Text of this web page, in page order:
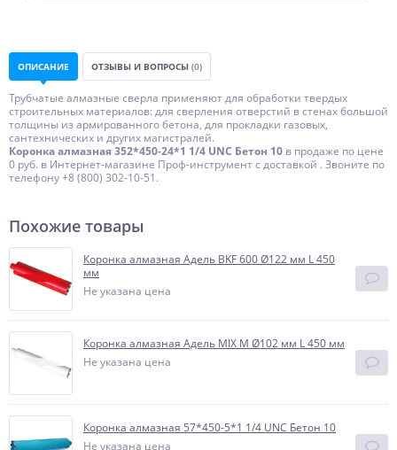
ОПИСАНИЕ ОТЗЫВЫ И ВОПРОСЫ (0)
Трубчатые алмазные сверла применяют для обработки твердых
строительных материалов: для сверления отверстий в стенах большой
толщины из армированного бетона, для прокладки газовых,
сантехнических и других магистралей.
Коронка алмазная 352*450-24*1 1/4 UNC Бетон 10 в продаже по цене
0 руб. в Интернет-магазине Проф-инструмент с доставкой . Звоните по
телефону +8 (800) 302-10-51.
Похожие товары
Коронка алмазная Адель BKF 600 Ø122 мм L 450
мм
Не указана цена
Коронка алмазная Адель MIX M Ø102 мм L 450 мм
Не указана цена
Коронка алмазная 57*450-5*1 1/4 UNC Бетон 10
Не указана цена